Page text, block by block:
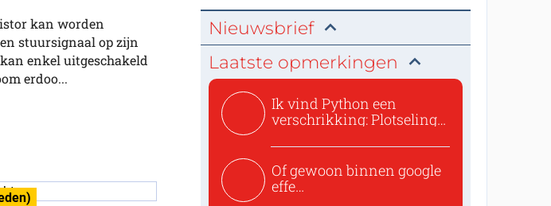
kan worden
stuursignaal op zijn
enkel uitgeschakeld
erdoo...
Nieuwsbrief
Laatste opmerkingen
Ik vind Python een
verschrikking: Plotseling
Of gewoon binnen google
effe